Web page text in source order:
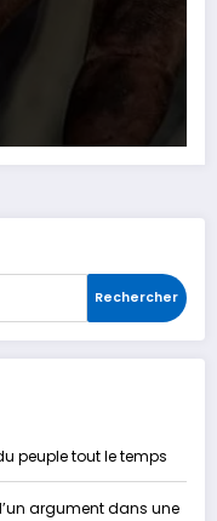
Rechercher
peuple tout le temps
argument dans une